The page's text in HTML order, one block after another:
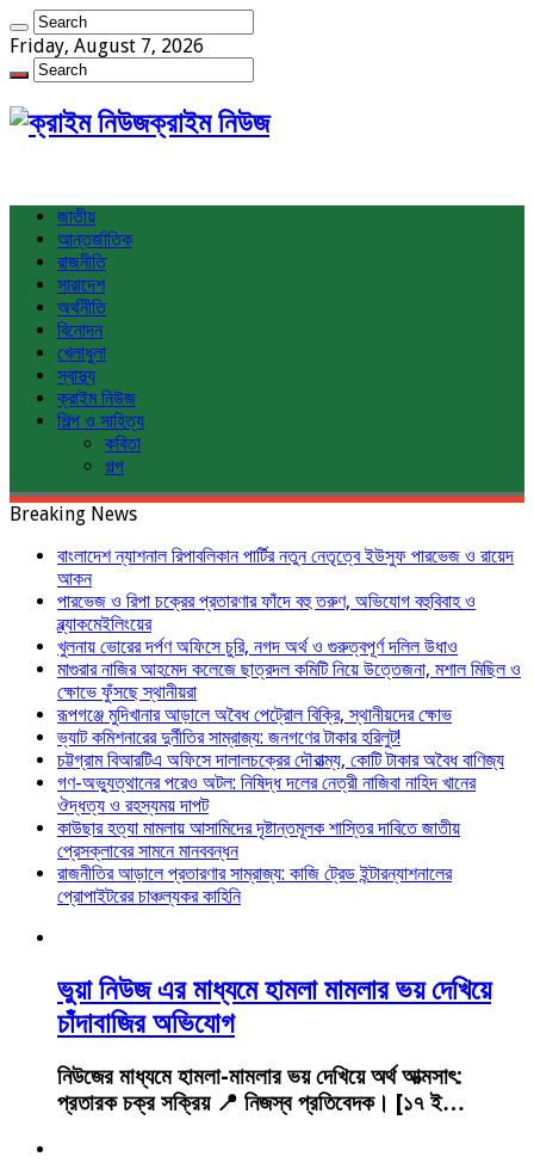
Friday, August 7, 2026
ক্রাইম নিউজ
জাতীয়
আন্তর্জাতিক
রাজনীতি
সারাদেশ
অর্থনীতি
বিনোদন
খেলাধুলা
স্বাস্থ্য
ক্রাইম নিউজ
শিল্প ও সাহিত্য
কবিতা
গল্প
Breaking News
বাংলাদেশ ন্যাশনাল রিপাবলিকান পার্টির নতুন নেতৃত্বে ইউসুফ পারভেজ ও রায়েদ
আকন
পারভেজ ও রিপা চক্রের প্রতারণার ফাঁদে বহু তরুণ, অভিযোগ বহুবিবাহ ও
ব্ল্যাকমেইলিংয়ের
খুলনায় ভোরের দর্পণ অফিসে চুরি, নগদ অর্থ ও গুরুত্বপূর্ণ দলিল উধাও
মাগুরার নাজির আহমেদ কলেজে ছাত্রদল কমিটি নিয়ে উত্তেজনা, মশাল মিছিল ও
ক্ষোভে ফুঁসছে স্থানীয়রা
রূপগঞ্জে মুদিখানার আড়ালে অবৈধ পেট্রোল বিক্রি, স্থানীয়দের ক্ষোভ
ভ্যাট কমিশনারের দুর্নীতির সাম্রাজ্য: জনগণের টাকার হরিলুট!
চট্টগ্রাম বিআরটিএ অফিসে দালালচক্রের দৌরাত্ম্য, কোটি টাকার অবৈধ বাণিজ্য
গণ-অভ্যুত্থানের পরেও অটল: নিষিদ্ধ দলের নেত্রী নাজিবা নাহিদ খানের
ঔদ্ধত্য ও রহস্যময় দাপট
কাউছার হত্যা মামলায় আসামিদের দৃষ্টান্তমূলক শাস্তির দাবিতে জাতীয়
প্রেসক্লাবের সামনে মানববন্ধন
রাজনীতির আড়ালে প্রতারণার সাম্রাজ্য: কাজি ট্রেড ইন্টারন্যাশনালের
প্রোপাইটরের চাঞ্চল্যকর কাহিনি
ভুয়া নিউজ এর মাধ্যমে হামলা মামলার ভয় দেখিয়ে
চাঁদাবাজির অভিযোগ
নিউজের মাধ্যমে হামলা-মামলার ভয় দেখিয়ে অর্থ আত্মসাৎ:
প্রতারক চক্র সক্রিয় 📍 নিজস্ব প্রতিবেদক। [১৭ ই…